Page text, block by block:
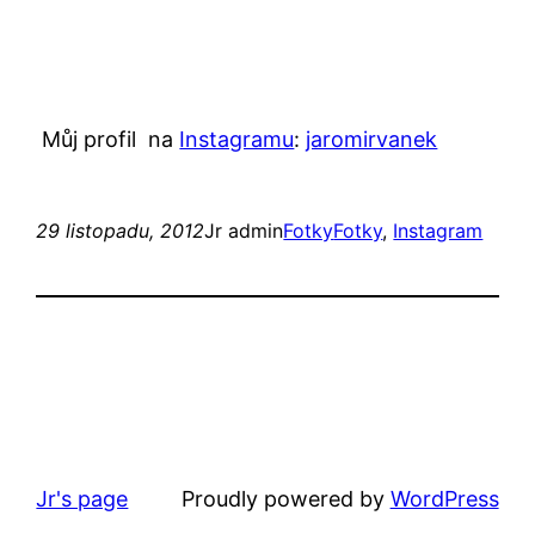
Můj profil na Instagramu: jaromirvanek
29 listopadu, 2012Jr adminFotkyFotky, Instagram
Jr's page Proudly powered by WordPress